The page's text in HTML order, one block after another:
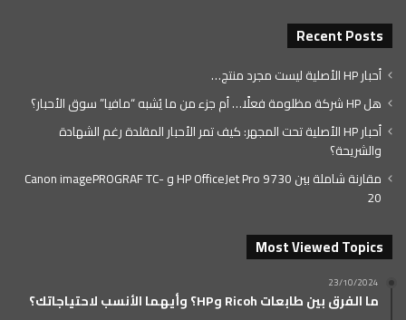
Recent Posts
أحبار HP الأصلية ليست مجرد منتج…
هل HP شركة مظلومة فعلًا… أم جزء من ما يُشبه “مافيا” سوق الأحبار؟
أحبار HP الأصلية تحت المجهر: كيف تمر الأحبار المقلدة رغم الشهادة
والشريحة؟
مقارنة شاملة بين HP OfficeJet Pro 9730 و Canon imagePROGRAF TC-
20
Most Viewed Topics
23/10/2024
ما الفرق بين طابعات Ricoh وHP؟ وأيهما الأنسب لاحتياجاتك؟